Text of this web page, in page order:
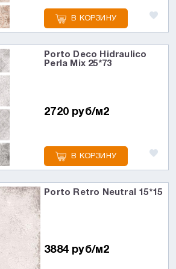
В КОРЗИНУ
Porto Deco Hidraulico
Perla Mix 25*73
2720 руб/м2
В КОРЗИНУ
Porto Retro Neutral 15*15
3884 руб/м2